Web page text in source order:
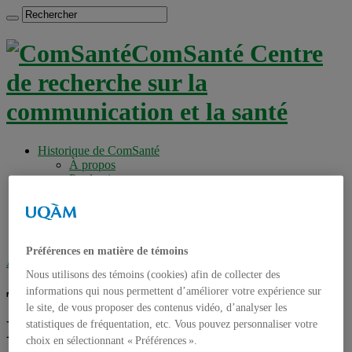
ComSanté Centre
de recherche sur la
communication et la santé
Historique de ComSanté
À propos
Productions
Chercheurs réguliers
Chercheurs associés
Accueil
Tag archives :Catherine
Kellner
Préférences en matière de témoins
Nous utilisons des témoins (cookies) afin de collecter des
informations qui nous permettent d’améliorer votre expérience sur
le site, de vous proposer des contenus vidéo, d’analyser les
statistiques de fréquentation, etc. Vous pouvez personnaliser votre
choix en sélectionnant « Préférences ».